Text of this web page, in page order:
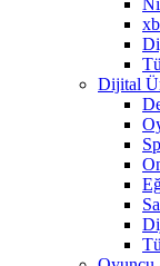
Dijital